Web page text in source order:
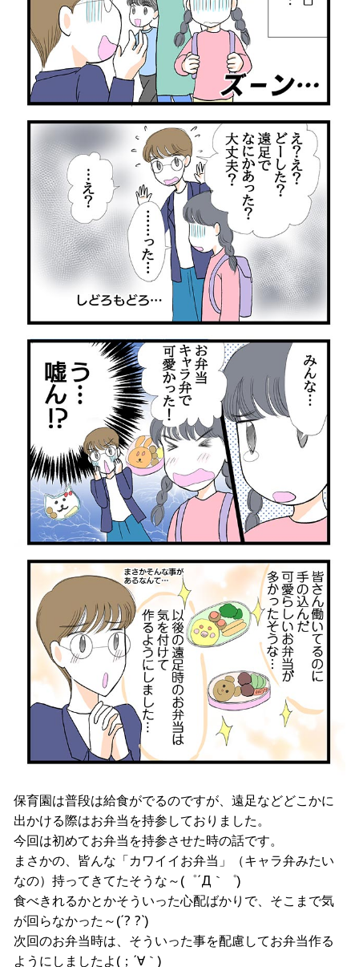
保育園は普段は給食がでるのですが、遠足などどこかに
出かける際はお弁当を持参しておりました。
今回は初めてお弁当を持参させた時の話です。
まさかの、皆んな「カワイイお弁当」（キャラ弁みたい
なの）持ってきてたそうな～(゜´Д｀゜)
食べきれるかとかそういった心配ばかりで、そこまで気
が回らなかった～(´? ?`)
次回のお弁当時は、そういった事を配慮してお弁当作る
ようにしましたよ(；´∀｀)